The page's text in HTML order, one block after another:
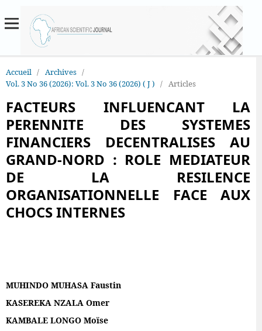
Accueil / Archives /
Vol. 3 No 36 (2026): Vol. 3 No 36 (2026) ( J ) / Articles
FACTEURS INFLUENCANT LA
PERENNITE DES SYSTEMES
FINANCIERS DECENTRALISES AU
GRAND-NORD : ROLE MEDIATEUR
DE LA RESILENCE
ORGANISATIONNELLE FACE AUX
CHOCS INTERNES
MUHINDO MUHASA Faustin
KASEREKA NZALA Omer
KAMBALE LONGO Moïse